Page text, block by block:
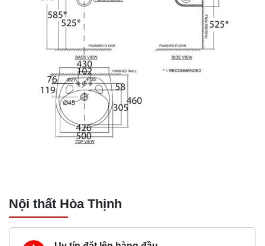
Nội thất Hòa Thịnh